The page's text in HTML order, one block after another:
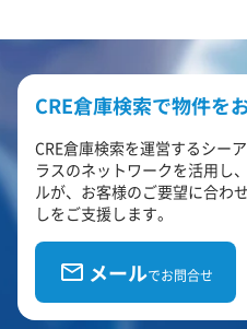
CRE倉庫検索で物件を
CRE倉庫検索を運営するシー
ラスのネットワークを活用し
ルが、お客様のご要望に合わ
しをご支援します。
メールでお問合せ